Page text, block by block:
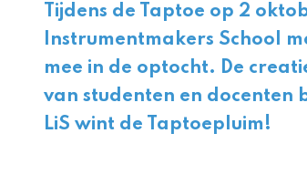
Tijdens de Taptoe op 2
Instrumentmakers School
mee in de optocht. De
van studenten en docenten
LiS wint de Taptoepluim!